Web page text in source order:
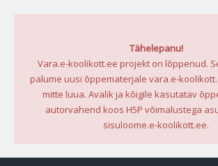
Tähelepanu!
Vara.e-koolikott.ee projekt on lõppenud.
palume uusi õppematerjale vara.e-
mitte luua. Avalik ja kõigile kasutatav
autorvahend koos H5P võimalustega
sisuloome.e-koolikott.ee.